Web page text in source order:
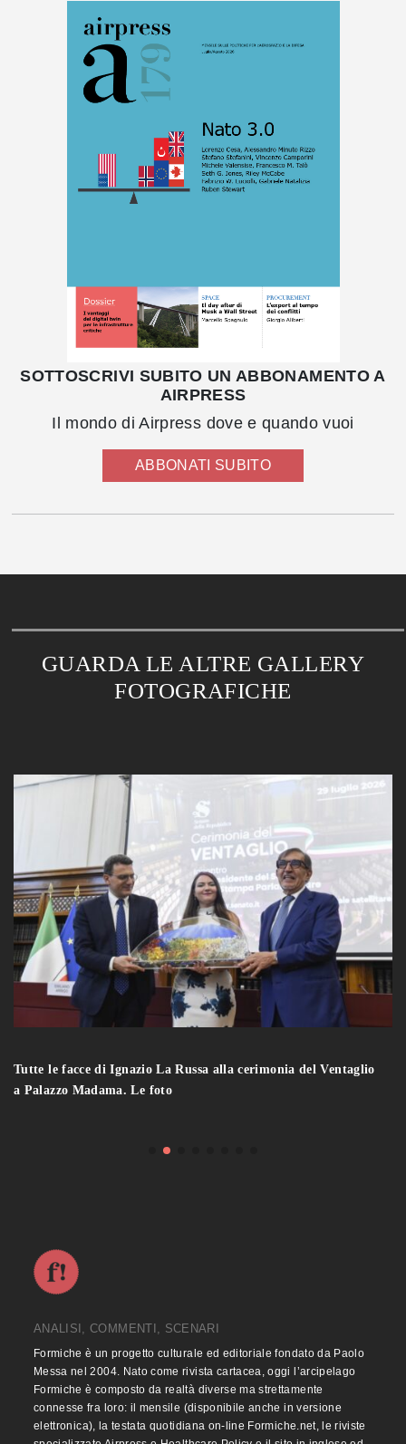
SOTTOSCRIVI SUBITO UN ABBONAMENTO A
AIRPRESS
Il mondo di Airpress dove e quando vuoi
ABBONATI SUBITO
GUARDA LE ALTRE GALLERY
FOTOGRAFICHE
Tutte le facce di Ignazio La Russa alla cerimonia del Ventaglio
a Palazzo Madama. Le foto
ANALISI, COMMENTI, SCENARI
Formiche è un progetto culturale ed editoriale fondato da Paolo
Messa nel 2004. Nato come rivista cartacea, oggi l’arcipelago
Formiche è composto da realtà diverse ma strettamente
connesse fra loro: il mensile (disponibile anche in versione
elettronica), la testata quotidiana on-line Formiche.net, le riviste